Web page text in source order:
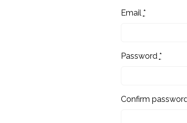
Email *
Password *
Confirm